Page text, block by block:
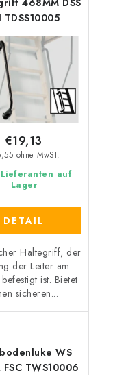
468MM DSS
TDSS10005
Lieferanten auf
Lager
ohne MwSt.
€19,13
DETAIL
Haltegriff, der
der Leiter am
ist. Bietet
sicheren...
WS
FSC TWS10006